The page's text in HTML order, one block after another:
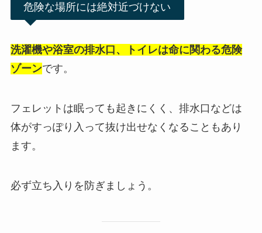
危険な場所には絶対近づけない
洗濯機や浴室の排水口、トイレは命に関わる危険
ゾーンです。
フェレットは眠っても起きにくく、排水口などは
体がすっぽり入って抜け出せなくなることもあり
ます。
必ず立ち入りを防ぎましょう。